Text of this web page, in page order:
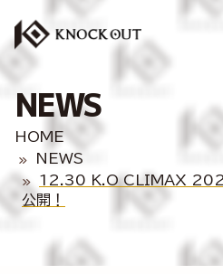
NEWS
HOME
NEWS
12.30 K.O CLIMAX 2025
公開！